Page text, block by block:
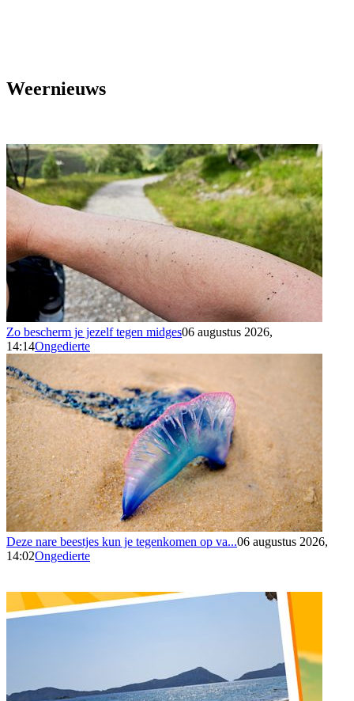
Weernieuws
Zo bescherm je jezelf tegen midges06 augustus 2026,
14:14Ongedierte
Deze nare beestjes kun je tegenkomen op va...06 augustus 2026,
14:02Ongedierte